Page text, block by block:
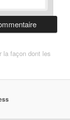
la façon dont les